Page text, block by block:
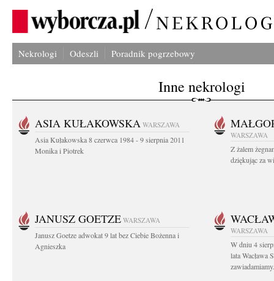
Nekrologi Odeszli Poradnik pogrzebowy
Inne nekrologi
ASIA KUŁAKOWSKA WARSZAWA
Asia Kułakowska 8 czerwca 1984 - 9 sierpnia 2011
Monika i Piotrek
WARSZAWA
Z żalem
dziękując za
JANUSZ GOETZE WARSZAWA
Janusz Goetze adwokat 9 lat bez Ciebie Bożenna i
Agnieszka
WARSZAWA
W dniu 4
lata Wacława